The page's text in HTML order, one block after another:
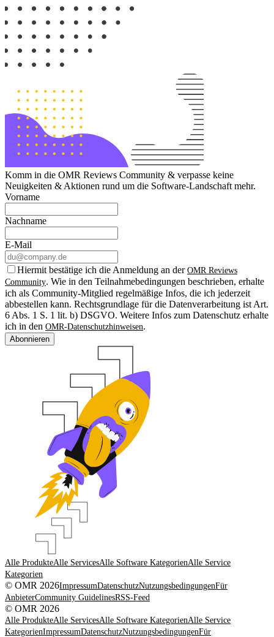
Komm in die OMR Reviews Community & verpasse keine
Neuigkeiten & Aktionen rund um die Software-Landschaft mehr.
Vorname
Nachname
E-Mail
Hiermit bestätige ich die Anmeldung an der OMR Reviews
Community. Wie in den Teilnahmebedingungen beschrieben, erhalte
ich als Community-Mitglied regelmäßige Infos, die ich jederzeit
abbestellen kann. Rechtsgrundlage für die Datenverarbeitung ist Art.
6 Abs. 1 S. 1 lit. b) DSGVO. Weitere Infos zum Datenschutz erhalte
ich in den OMR-Datenschutzhinweisen.
Abonnieren
Alle ProdukteAlle ServicesAlle Software KategorienAlle Service
Kategorien
© OMR 2026ImpressumDatenschutzNutzungsbedingungenFür
AnbieterCommunity GuidelinesRSS-Feed
© OMR 2026
Alle ProdukteAlle ServicesAlle Software KategorienAlle Service
KategorienImpressumDatenschutzNutzungsbedingungenFür